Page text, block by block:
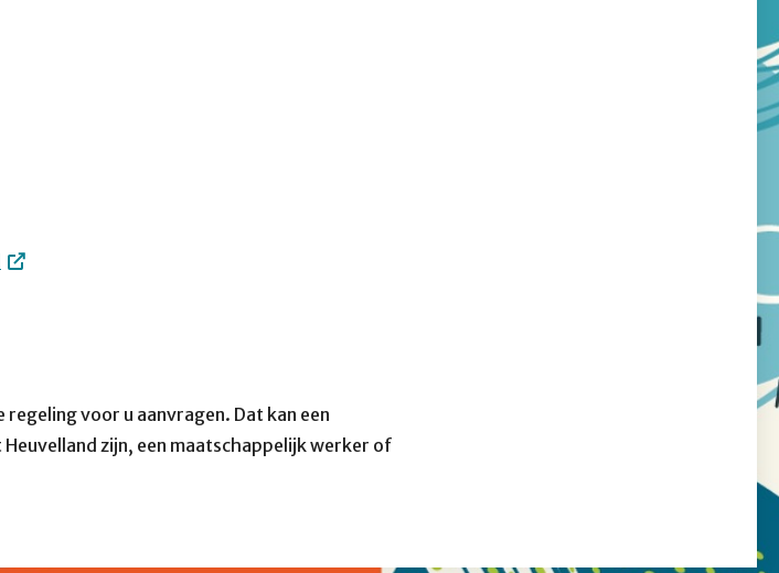
voor u aanvragen. Dat kan een
zijn, een maatschappelijk werker of